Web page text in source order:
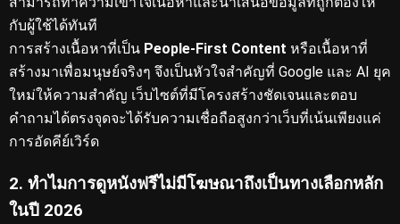
กับผู้ใช้ได้ทันที
การสร้างเนื้อหาที่เป็น People-First Content หรือเนื้อหาที่
สร้างมาเพื่อมนุษย์จริงๆ จึงเป็นหัวใจสำคัญที่ Google และ AI ยุค
ใหม่ให้ความสำคัญ เว็บไซต์ที่มีโครงสร้างชัดเจนและตอบ
คำถามได้ตรงจุดจะได้รับความเชื่อถือสูงกว่าเว็บที่เน้นเพียงแค่
การอัดคีย์เวิร์ด
2. ทำไมการดูหนังฟรีไม่มีโฆษณาถึงเป็นทางเลือกหลัก
ในปี 2026